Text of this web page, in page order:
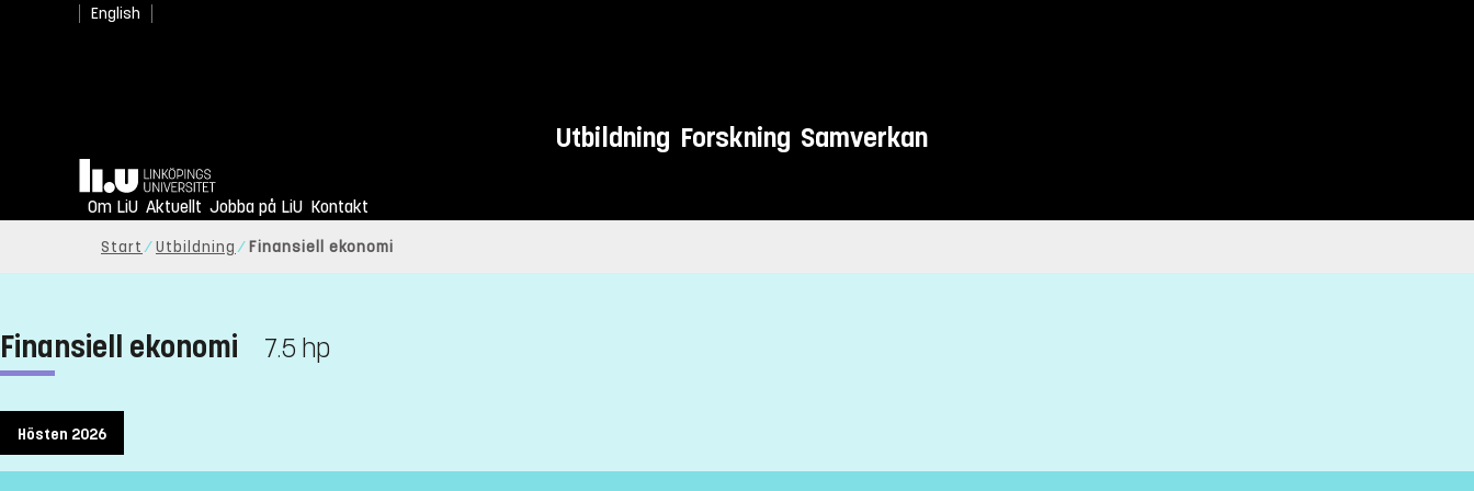
English
Utbildning Forskning Samverkan
Hem
Om LiU Aktuellt Jobba på LiU Kontakt
Start Utbildning Finansiell ekonomi
Finansiell ekonomi 7.5 hp
Hösten 2026